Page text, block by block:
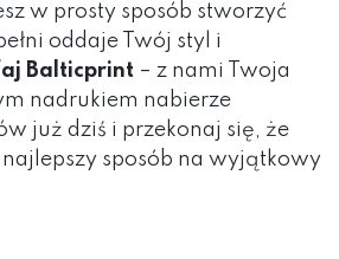
w prosty sposób stworzyć
oddaje Twój styl i
Balticprint – z nami Twoja
nadrukiem nabierze
już dziś i przekonaj się, że
sposób na wyjątkowy